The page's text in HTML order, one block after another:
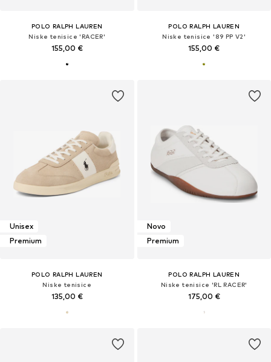
POLO RALPH LAUREN
Niske tenisice 'RACER'
155,00 €
POLO RALPH LAUREN
Niske tenisice '89 PP V2'
155,00 €
Unisex
Premium
POLO RALPH LAUREN
Niske tenisice
135,00 €
Novo
Premium
POLO RALPH LAUREN
Niske tenisice 'RL RACER'
175,00 €